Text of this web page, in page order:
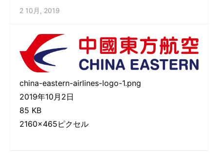
2 10月, 2019
china-eastern-airlines-logo-1.png
2019年10月2日
85 KB
2160×465ピクセル